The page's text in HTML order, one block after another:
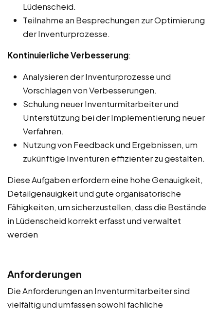
Lüdenscheid.
Teilnahme an Besprechungen zur Optimierung
der Inventurprozesse.
Kontinuierliche Verbesserung:
Analysieren der Inventurprozesse und
Vorschlagen von Verbesserungen.
Schulung neuer Inventurmitarbeiter und
Unterstützung bei der Implementierung neuer
Verfahren.
Nutzung von Feedback und Ergebnissen, um
zukünftige Inventuren effizienter zu gestalten.
Diese Aufgaben erfordern eine hohe Genauigkeit,
Detailgenauigkeit und gute organisatorische
Fähigkeiten, um sicherzustellen, dass die Bestände
in Lüdenscheid korrekt erfasst und verwaltet
werden
Anforderungen
Die Anforderungen an Inventurmitarbeiter sind
vielfältig und umfassen sowohl fachliche